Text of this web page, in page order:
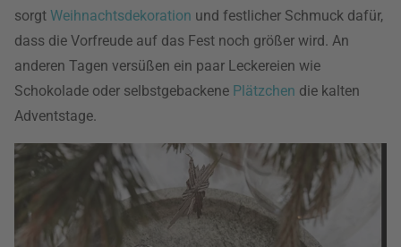
sorgt Weihnachtsdekoration und festlicher Schmuck dafür,
dass die Vorfreude auf das Fest noch größer wird. An
anderen Tagen versüßen ein paar Leckereien wie
Schokolade oder selbstgebackene Plätzchen die kalten
Adventstage.